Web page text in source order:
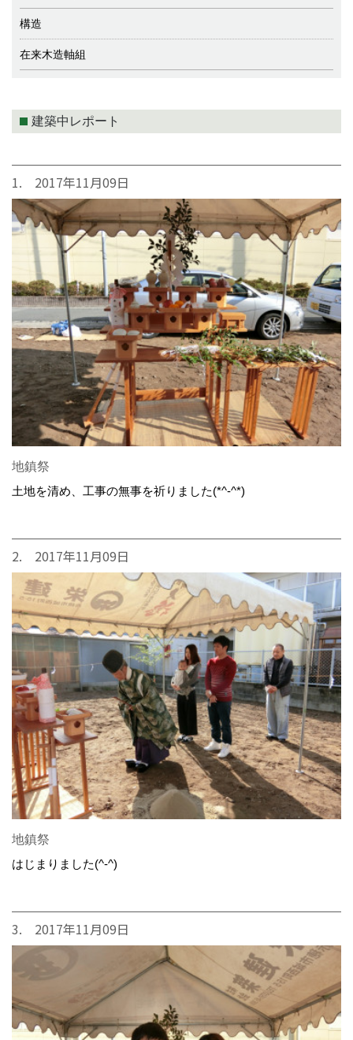
構造
在来木造軸組
建築中レポート
1. 2017年11月09日
地鎮祭
土地を清め、工事の無事を祈りました(*^-^*)
2. 2017年11月09日
地鎮祭
はじまりました(^-^)
3. 2017年11月09日